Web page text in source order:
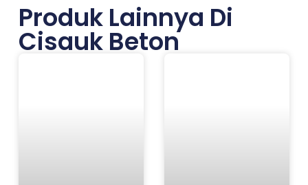
Produk Lainnya Di
Cisauk Beton